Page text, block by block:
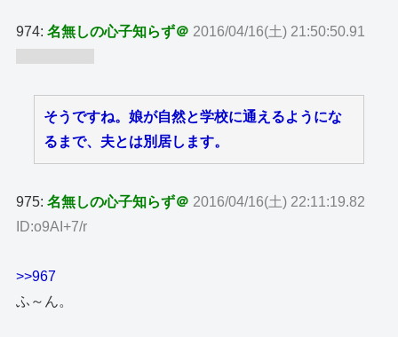
974:名無しの心子知らず＠ 2016/04/16(土) 21:50:50.91
そうですね。娘が自然と学校に通えるようにな
るまで、夫とは別居します。
975:名無しの心子知らず＠ 2016/04/16(土) 22:11:19.82
ID:o9AI+7/r
>>967
ふ～ん。